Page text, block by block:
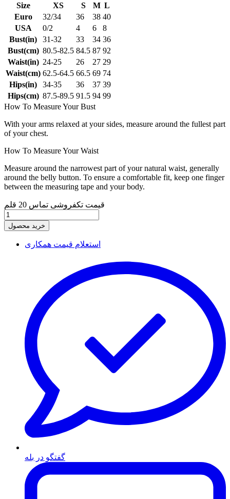
Size XS S M L
Euro
32/34 36 38 40
USA
0/2 4 6
8
Bust(in)
31-32 33 34 36
Bust(cm) 80.5-82.5 84.5 87 92
Waist(in) 24-25 26 27 29
Waist(cm) 62.5-64.5 66.5 69 74
Hips(in)
34-35 36 37 39
Hips(cm) 87.5-89.5 91.5 94 99
How To Measure Your Bust
With your arms relaxed at your sides, measure around the fullest part
of your chest.
How To Measure Your Waist
Measure around the narrowest part of your natural waist, generally
around the belly button. To ensure a comfortable fit, keep one finger
between the measuring tape and your body.
قیمت تکفروشی تماس 20 قلم
خرید محصول
استعلام قیمت همکاری
گفتگو در بله